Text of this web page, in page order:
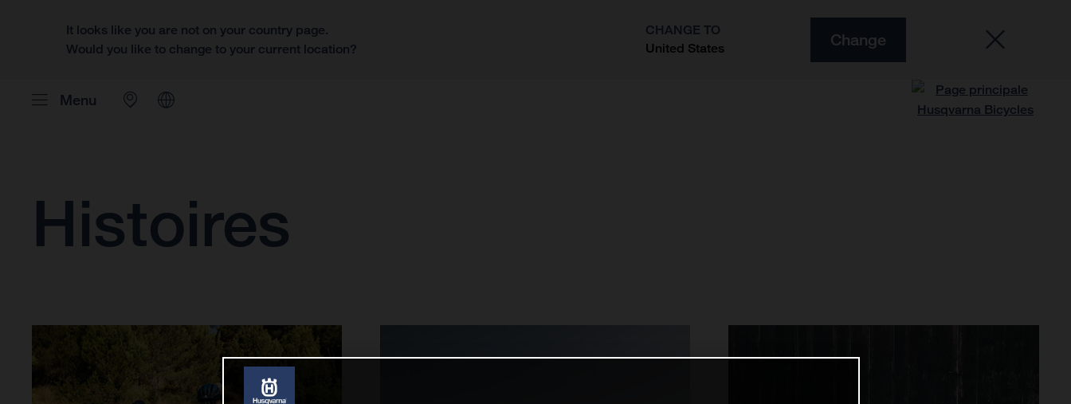
It looks like you are not on your country page.
Would you like to change to your current location?
CHANGE TO
United States
Change
Menu
Histoires